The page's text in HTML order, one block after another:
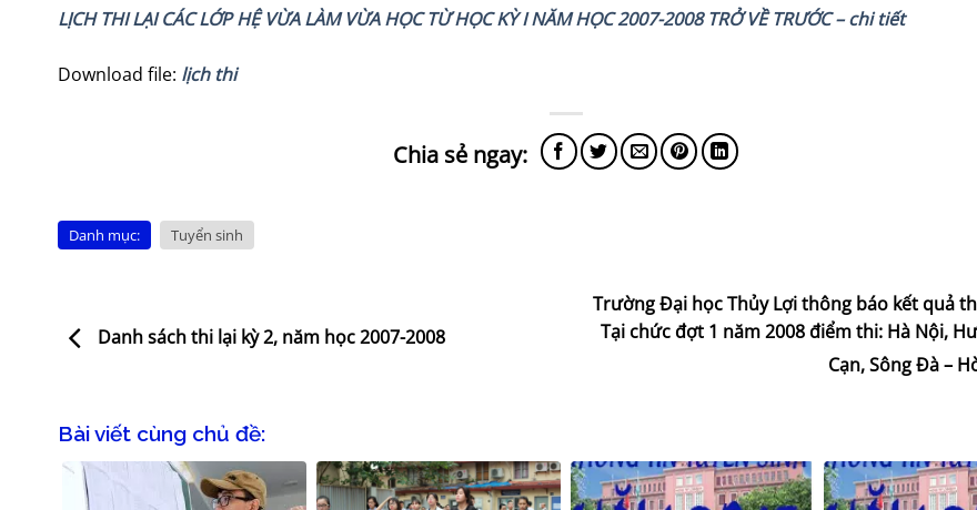
LỊCH THI LẠI CÁC LỚP HỆ VỪA LÀM VỪA HỌC TỪ HỌC KỲ I NĂM HỌC 2007-2008 TRỞ VỀ TRƯỚC – chi tiết
Download file: lịch thi
Danh mục: Tuyển sinh
Danh sách thi lại kỳ 2, năm học 2007-2008
Trường Đại học Thủy Lợi thông báo kết quả
Tại chức đợt 1 năm 2008 điểm thi: Hà Nội,
Cạn, Sông Đà –
Bài viết cùng chủ đề: